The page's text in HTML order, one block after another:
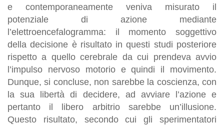
e contemporaneamente veniva misurato il
potenziale di azione mediante
l’elettroencefalogramma: il momento soggettivo
della decisione è risultato in questi studi posteriore
rispetto a quello cerebrale da cui prendeva avvio
l’impulso nervoso motorio e quindi il movimento.
Dunque, si concluse, non sarebbe la coscienza, con
la sua libertà di decidere, ad avviare l’azione e
pertanto il libero arbitrio sarebbe un’illusione.
Questo risultato, secondo cui gli sperimentatori